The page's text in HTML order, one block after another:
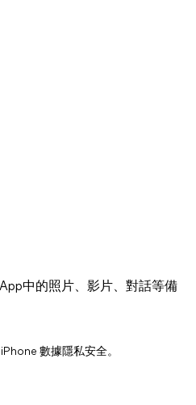
中的照片、影片、對話等備
數據隱私安全。